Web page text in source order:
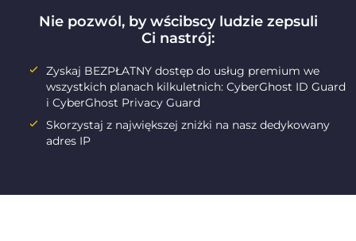
Nie pozwól, by wścibscy ludzie zepsuli
Ci nastrój:
Zyskaj BEZPŁATNY dostęp do usług premium we
wszystkich planach kilkuletnich: CyberGhost ID Guard
i CyberGhost Privacy Guard
Skorzystaj z największej zniżki na nasz dedykowany
adres IP